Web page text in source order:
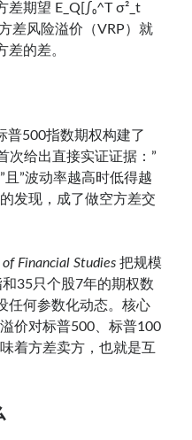
期望 E_Q[∫₀^T σ²_t
差风险溢价（VRP）就
差的差。
普500指数期权构建了
次给出直接实证证据：”
”波动率越高时低得越
发现，成了做空方差交
Financial Studies 把规模
35只个股7年的期权数
任何参数化动态。核心
价对标普500、标普100
着方差卖方，也就是互